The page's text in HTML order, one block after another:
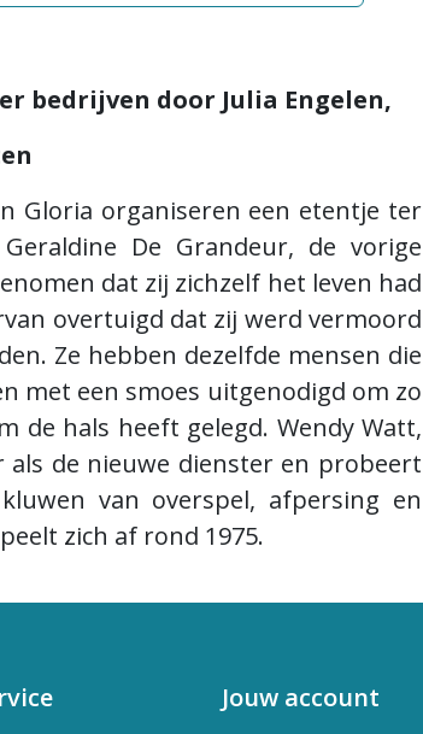
bedrijven door Julia Engelen,
Gloria organiseren een etentje ter
De Grandeur, de vorige
dat zij zichzelf het leven had
overtuigd dat zij werd vermoord
Ze hebben dezelfde mensen die
met een smoes uitgenodigd om zo
de hals heeft gelegd. Wendy Watt,
de nieuwe dienster en probeert
van overspel, afpersing en
zich af rond 1975.
Jouw account